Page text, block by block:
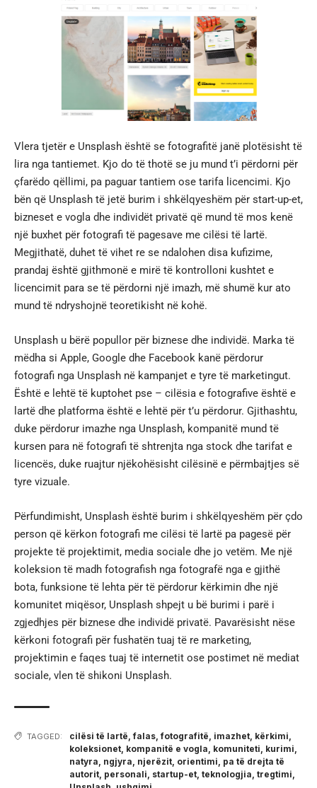
Vlera tjetër e Unsplash është se fotografitë janë plotësisht të
lira nga tantiemet. Kjo do të thotë se ju mund t’i përdorni për
çfarëdo qëllimi, pa paguar tantiem ose tarifa licencimi. Kjo
bën që Unsplash të jetë burim i shkëlqyeshëm për start-up-et,
bizneset e vogla dhe individët privatë që mund të mos kenë
një buxhet për fotografi të pagesave me cilësi të lartë.
Megjithatë, duhet të vihet re se ndalohen disa kufizime,
prandaj është gjithmonë e mirë të kontrolloni kushtet e
licencimit para se të përdorni një imazh, më shumë kur ato
mund të ndryshojnë teoretikisht në kohë.
Unsplash u bërë popullor për biznese dhe individë. Marka të
mëdha si Apple, Google dhe Facebook kanë përdorur
fotografi nga Unsplash në kampanjet e tyre të marketingut.
Është e lehtë të kuptohet pse – cilësia e fotografive është e
lartë dhe platforma është e lehtë për t’u përdorur. Gjithashtu,
duke përdorur imazhe nga Unsplash, kompanitë mund të
kursen para në fotografi të shtrenjta nga stock dhe tarifat e
licencës, duke ruajtur njëkohësisht cilësinë e përmbajtjes së
tyre vizuale.
Përfundimisht, Unsplash është burim i shkëlqyeshëm për çdo
person që kërkon fotografi me cilësi të lartë pa pagesë për
projekte të projektimit, media sociale dhe jo vetëm. Me një
koleksion të madh fotografish nga fotografë nga e gjithë
bota, funksione të lehta për të përdorur kërkimin dhe një
komunitet miqësor, Unsplash shpejt u bë burimi i parë i
zgjedhjes për biznese dhe individë privatë. Pavarësisht nëse
kërkoni fotografi për fushatën tuaj të re marketing,
projektimin e faqes tuaj të internetit ose postimet në mediat
sociale, vlen të shikoni Unsplash.
TAGGED: cilësi të lartë ,falas ,fotografitë imazhet kërkimi
koleksionet kompanitë e vogla komuniteti kurimi
natyra ngjyra njerëzit orientimi pa të drejta të
autorit personali startup-et teknologjia tregtimi